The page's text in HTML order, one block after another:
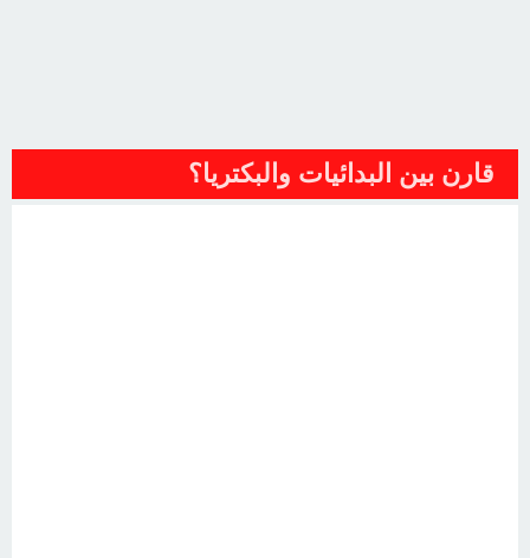
قارن بين البدائيات والبكتريا؟